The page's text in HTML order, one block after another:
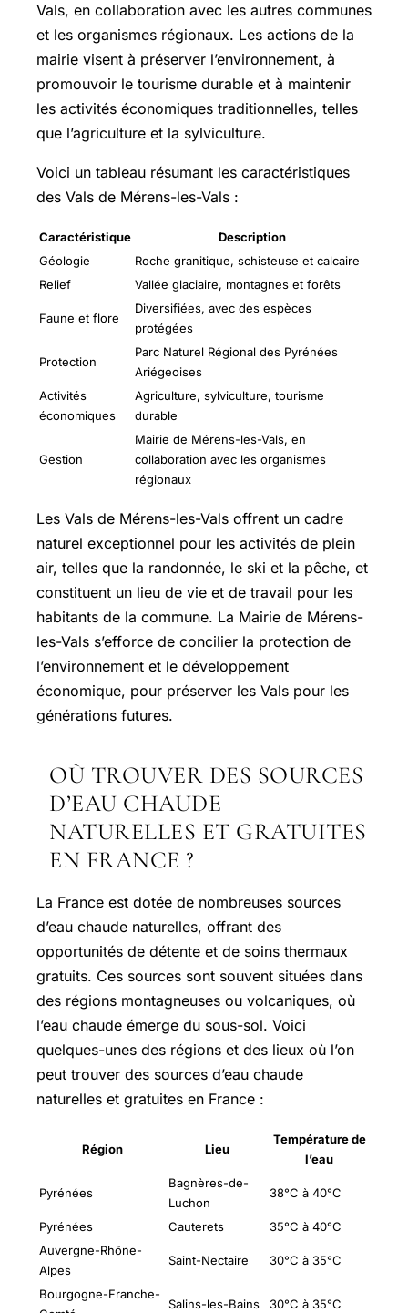
Vals, en collaboration avec les autres communes
et les organismes régionaux. Les actions de la
mairie visent à préserver l’environnement, à
promouvoir le tourisme durable et à maintenir
les activités économiques traditionnelles, telles
que l’agriculture et la sylviculture.
Voici un tableau résumant les caractéristiques
des Vals de Mérens-les-Vals :
Caractéristique
Description
Géologie
Roche granitique, schisteuse et calcaire
Relief
Vallée glaciaire, montagnes et forêts
Faune et flore
Diversifiées, avec des espèces
protégées
Protection
Parc Naturel Régional des Pyrénées
Ariégeoises
Activités
économiques
Agriculture, sylviculture, tourisme
durable
Gestion
Mairie de Mérens-les-Vals, en
collaboration avec les organismes
régionaux
Les Vals de Mérens-les-Vals offrent un cadre
naturel exceptionnel pour les activités de plein
air, telles que la randonnée, le ski et la pêche, et
constituent un lieu de vie et de travail pour les
habitants de la commune. La Mairie de Mérens-
les-Vals s’efforce de concilier la protection de
l’environnement et le développement
économique, pour préserver les Vals pour les
générations futures.
OÙ TROUVER DES SOURCES
D’EAU CHAUDE
NATURELLES ET GRATUITES
EN FRANCE ?
La France est dotée de nombreuses sources
d’eau chaude naturelles, offrant des
opportunités de détente et de soins thermaux
gratuits. Ces sources sont souvent situées dans
des régions montagneuses ou volcaniques, où
l’eau chaude émerge du sous-sol. Voici
quelques-unes des régions et des lieux où l’on
peut trouver des sources d’eau chaude
naturelles et gratuites en France :
Région Lieu
Température de
l’eau
Pyrénées
Bagnères-de-
Luchon
38°C à 40°C
Pyrénées Cauterets
35°C à 40°C
Auvergne-Rhône-
Alpes
Saint-Nectaire 30°C à 35°C
Bourgogne-Franche-
Salins-les-Bains 30°C à 35°C